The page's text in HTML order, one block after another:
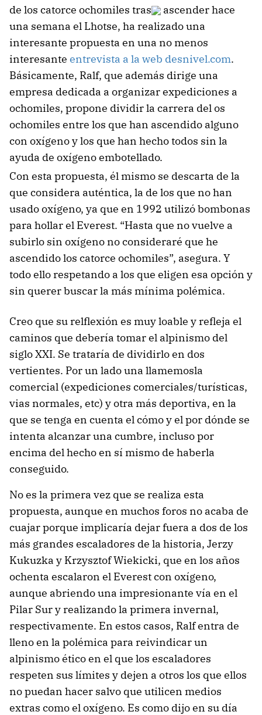
de los catorce ochomiles tras
ascender hace
una semana el Lhotse, ha realizado una
interesante propuesta en una no menos
interesante entrevista a la web desnivel.com.
Básicamente, Ralf, que además dirige una
empresa dedicada a organizar expediciones a
ochomiles, propone dividir la carrera del os
ochomiles entre los que han ascendido alguno
con oxígeno y los que han hecho todos sin la
ayuda de oxígeno embotellado.
Con esta propuesta, él mismo se descarta de la
que considera auténtica, la de los que no han
usado oxígeno, ya que en 1992 utilizó bombonas
para hollar el Everest. “Hasta que no vuelve a
subirlo sin oxígeno no consideraré que he
ascendido los catorce ochomiles”, asegura. Y
todo ello respetando a los que eligen esa opción y
sin querer buscar la más mínima polémica.
Creo que su relflexión es muy loable y refleja el
caminos que debería tomar el alpinismo del
siglo XXI. Se trataría de dividirlo en dos
vertientes. Por un lado una llamemosla
comercial (expediciones comerciales/turísticas,
vias normales, etc) y otra más deportiva, en la
que se tenga en cuenta el cómo y el por dónde se
intenta alcanzar una cumbre, incluso por
encima del hecho en sí mismo de haberla
conseguido.
No es la primera vez que se realiza esta
propuesta, aunque en muchos foros no acaba de
cuajar porque implicaría dejar fuera a dos de los
más grandes escaladores de la historia, Jerzy
Kukuzka y Krzysztof Wiekicki, que en los años
ochenta escalaron el Everest con oxígeno,
aunque abriendo una impresionante vía en el
Pilar Sur y realizando la primera invernal,
respectivamente. En estos casos, Ralf entra de
lleno en la polémica para reivindicar un
alpinismo ético en el que los escaladores
respeten sus límites y dejen a otros los que ellos
no puedan hacer salvo que utilicen medios
extras como el oxígeno. Es como dijo en su día